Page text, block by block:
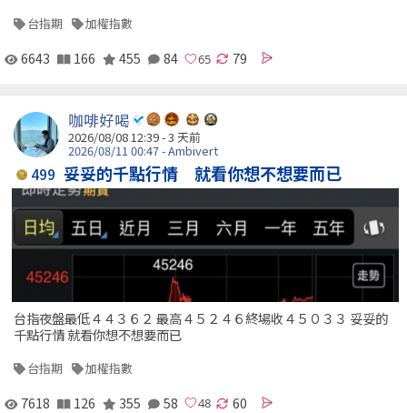
台指期 加權指數
6643 166 455 84 79
咖啡好喝
2026/08/08 12:39 - 3 天前
2026/08/11 00:47 - Ambivert
499 妥妥的千點行情 就看你想不想要而已
台指夜盤最低４４３６２ 最高４５２４６終場收４５０３３ 妥妥的
千點行情 就看你想不想要而已
台指期 加權指數
7618 126 355 58 60